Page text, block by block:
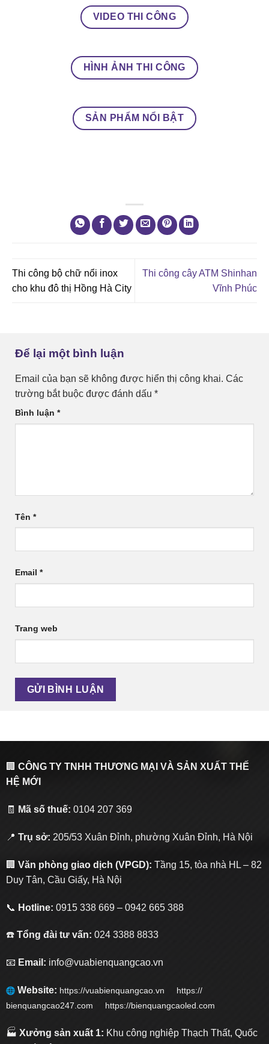
VIDEO THI CÔNG
HÌNH ẢNH THI CÔNG
SẢN PHẨM NỔI BẬT
Thi công bộ chữ nổi inox
cho khu đô thị Hồng Hà City
Thi công cây ATM Shinhan
Vĩnh Phúc
Để lại một bình luận
Email của bạn sẽ không được hiển thị công khai. Các
trường bắt buộc được đánh dấu *
Bình luận *
Tên *
Email *
Trang web
🏢 CÔNG TY TNHH THƯƠNG MẠI VÀ SẢN XUẤT THẾ
HỆ MỚI
🧾 Mã số thuế: 0104 207 369
📍 Trụ sở: 205/53 Xuân Đỉnh, phường Xuân Đỉnh, Hà Nội
🏢 Văn phòng giao dịch (VPGD): Tầng 15, tòa nhà HL – 82
Duy Tân, Cầu Giấy, Hà Nội
📞 Hotline: 0915 338 669 – 0942 665 388
☎️ Tổng đài tư vấn: 024 3388 8833
📧 Email: info@vuabienquangcao.vn
Website: https://vuabienquangcao.vn https://
bienquangcao247.com https://bienquangcaoled.com
🏭 Xưởng sản xuất 1: Khu công nghiệp Thạch Thất, Quốc